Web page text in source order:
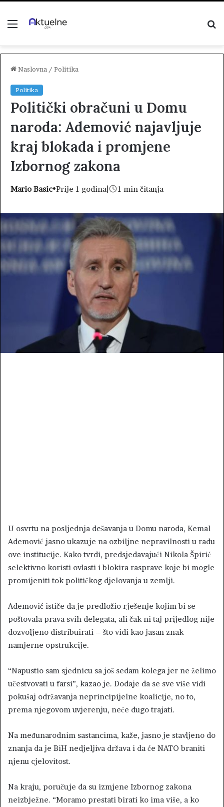
Menu
Naslovna / Politika
Politika
Politički obračuni u Domu
naroda: Ademović najavljuje
kraj blokada i promjene
Izbornog zakona
Mario Basic•Prije 1 godina| 1 min čitanja
U osvrtu na posljednja dešavanja u Domu naroda, Kemal
Ademović jasno ukazuje na ozbiljne nepravilnosti u radu
ove institucije. Kako tvrdi, predsjedavajući Nikola Špirić
selektivno koristi ovlasti i blokira rasprave koje bi mogle
promijeniti tok političkog djelovanja u zemlji.
Ademović ističe da je predložio rješenje kojim bi se
poštovala prava svih delegata, ali čak ni taj prijedlog nije
dozvoljeno distribuirati – što vidi kao jasan znak
namjerne opstrukcije.
“Napustio sam sjednicu sa još sedam kolega jer ne želimo
učestvovati u farsi”, kazao je. Dodaje da se sve više vidi
pokušaj održavanja neprincipijelne koalicije, no to,
prema njegovom uvjerenju, neće dugo trajati.
Na međunarodnim sastancima, kaže, jasno je stavljeno do
znanja da je BiH nedjeljiva država i da će NATO braniti
njenu cjelovitost.
Na kraju, poručuje da su izmjene Izbornog zakona
neizbježne. “Moramo prestati birati ko ima više, a ko